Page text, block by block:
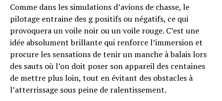
Comme dans les simulations d’avions de chasse, le
pilotage entraine des g positifs ou négatifs, ce qui
provoquera un voile noir ou un voile rouge. C’est une
idée absolument brillante qui renforce l’immersion et
procure les sensations de tenir un manche à balais lors
des sauts où l’on doit poser son appareil des centaines
de mettre plus loin, tout en évitant des obstacles à
l’atterrissage sous peine de ralentissement.